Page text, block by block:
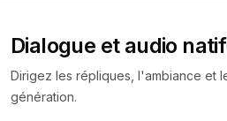
Dialogue et audio natif
Dirigez les répliques, l'ambiance et
génération.